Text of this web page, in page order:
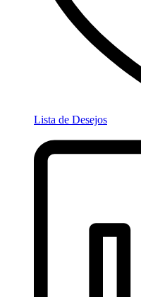
Lista de Desejos